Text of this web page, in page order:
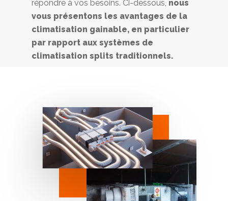
répondre à vos besoins. Ci-dessous, nous
vous présentons les avantages de la
climatisation gainable, en particulier
par rapport aux systèmes de
climatisation splits traditionnels.